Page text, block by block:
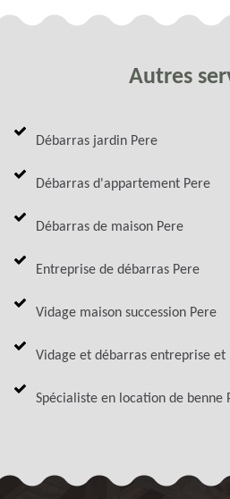
Autres
Débarras jardin Pere
Débarras d'appartement Pere
Débarras de maison Pere
Entreprise de débarras Pere
Vidage maison succession Pere
Vidage et débarras entreprise
Spécialiste en location de benne